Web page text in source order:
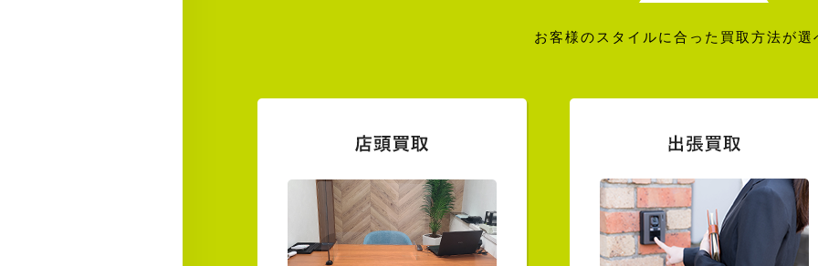
お客様のスタイルに合った買取方法が選